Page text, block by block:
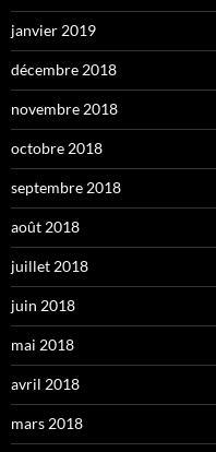
janvier 2019
décembre 2018
novembre 2018
octobre 2018
septembre 2018
août 2018
juillet 2018
juin 2018
mai 2018
avril 2018
mars 2018